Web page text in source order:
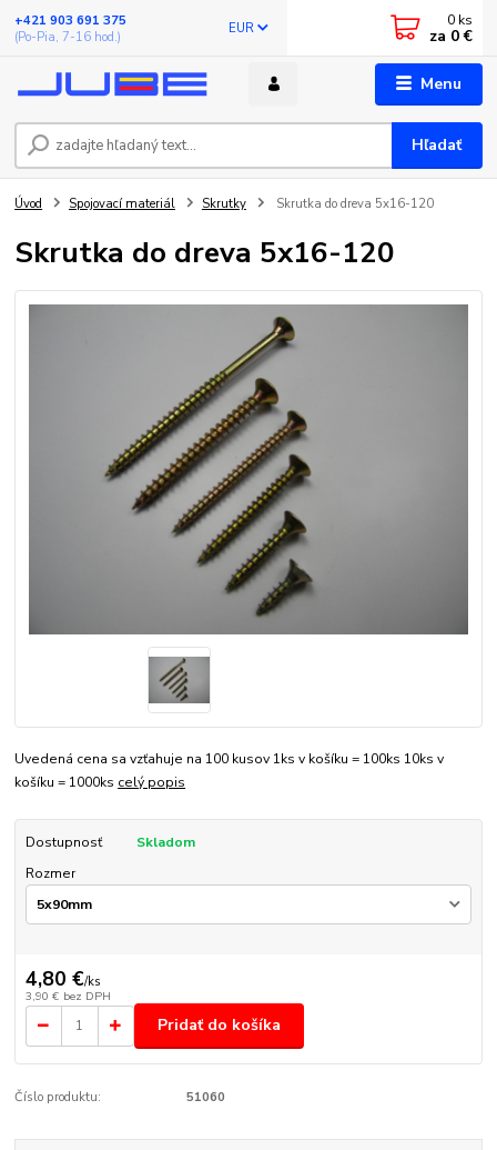
Menu
EUR
Hľadať
+421 903 691 375
(Po-Pia, 7-16 hod.)
0 ks
za 0 €
Úvod Spojovací materiál Skrutky Skrutka do dreva 5x16-120
Skrutka do dreva 5x16-120
Uvedená cena sa vzťahuje na 100 kusov 1ks v košíku = 100ks 10ks v
košíku = 1000ks celý popis
Dostupnosť
Skladom
Rozmer
4,80 €/ks
3,90 € bez DPH
Pridať do košíka
Číslo produktu: 51060